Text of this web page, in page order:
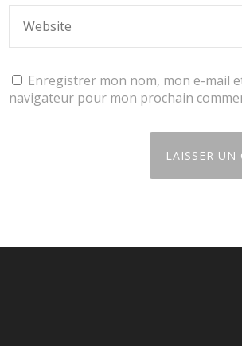
Enregistrer mon nom, mon e-mail
navigateur pour mon prochain